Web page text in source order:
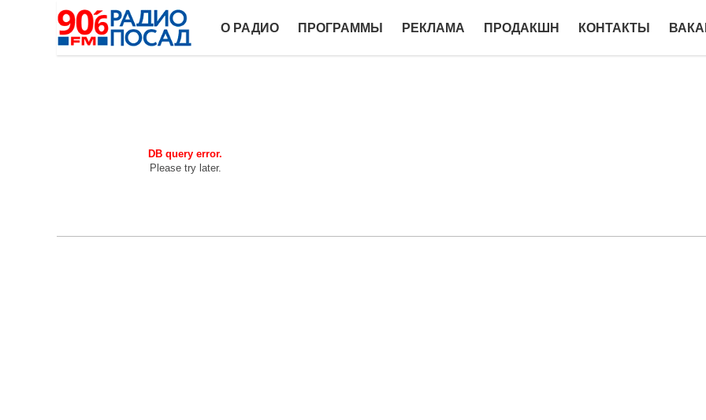
О РАДИО ПРОГРАММЫ РЕКЛАМА ПРОДАКШН КОНТАКТЫ
DB query error.
Please try later.